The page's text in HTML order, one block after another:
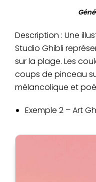
Description : Une
Studio Ghibli
sur la plage. Les
coups de pinceau
mélancolique et
Exemple 2 – Art